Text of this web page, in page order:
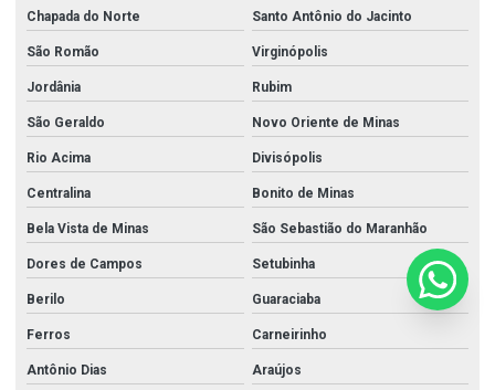
Chapada do Norte Santo Antônio do Jacinto
São Romão Virginópolis
Jordânia Rubim
São Geraldo Novo Oriente de Minas
Rio Acima Divisópolis
Centralina Bonito de Minas
Bela Vista de Minas São Sebastião do Maranhão
Dores de Campos Setubinha
Berilo Guaraciaba
Ferros Carneirinho
Antônio Dias Araújos